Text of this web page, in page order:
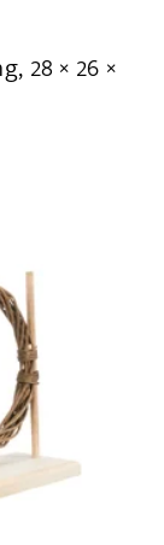
28 × 26 ×